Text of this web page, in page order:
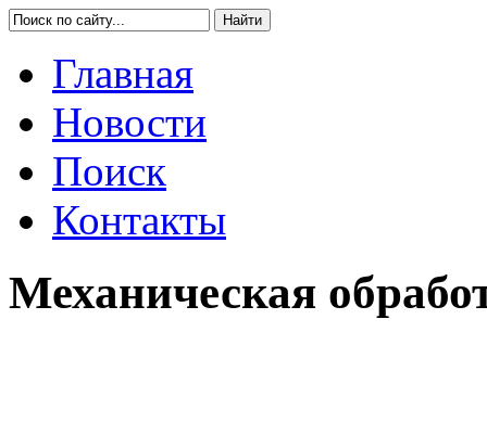
Главная
Новости
Поиск
Контакты
Механическая